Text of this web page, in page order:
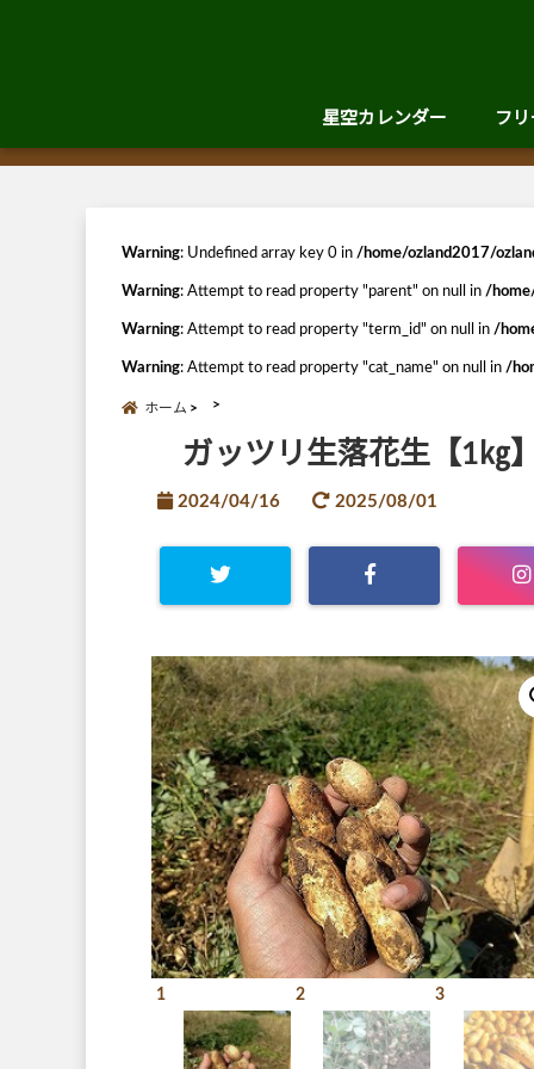
星空カレンダー フ
Warning: Undefined array key 0 in /home/ozland2017/
Warning: Attempt to read property "parent" on null in /
Warning: Attempt to read property "term_id" on null in /
Warning: Attempt to read property "cat_name" on null in /
ホーム
ガッツリ生落花生【1㎏
2024/04/16 2025/08/01